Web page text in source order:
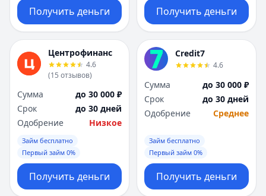
Получить деньги Получить деньги
Центрофинанс
4.6
(15 отзывов)
Сумма
до 30 000 ₽
Срок
до 30 дней
Одобрение
Низкое
Займ бесплатно
Первый займ 0%
Получить деньги
Credit7
4.6
Сумма
до 30 000 ₽
Срок
до 30 дней
Одобрение
Среднее
Займ бесплатно
Первый займ 0%
Получить деньги